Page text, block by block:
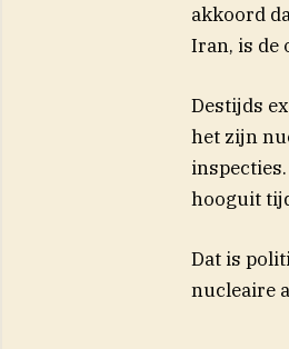
akkoord
Iran, is de
Destijds
het zijn
hooguit
Dat is
nucleaire